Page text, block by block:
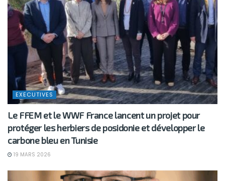
EXECUTIVES
Le FFEM et le WWF France lancent un projet pour
protéger les herbiers de posidonie et développer le
carbone bleu en Tunisie
19 MARS 2026